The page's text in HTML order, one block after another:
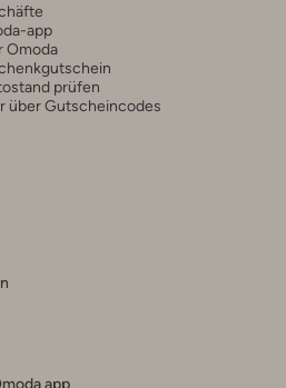
app
Omoda
prüfen
über Gutscheincodes
app